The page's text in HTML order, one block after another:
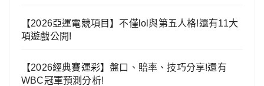
【2026亞運電競項目】不僅lol與第五人格!還有11大
項遊戲公開!
【2026經典賽運彩】盤口、賠率、技巧分享!還有
WBC冠軍預測分析!